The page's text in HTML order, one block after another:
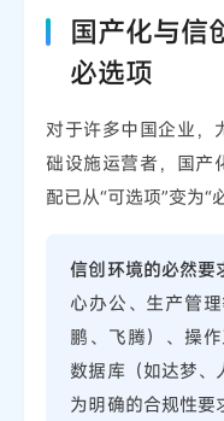
国产化与信
必选项
对于许多中国企业，
础设施运营者，国产
配已从“可选项”变为“
信创环境的必然要
心办公、生产管
鹏、飞腾）、操
数据库（如达梦、
为明确的合规性要